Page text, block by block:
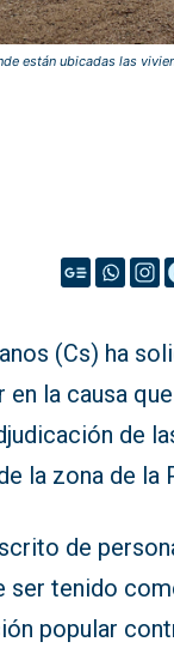
están ubicadas las
(Cs) ha
en la causa
de
la zona de la
de
ser tenido
popular